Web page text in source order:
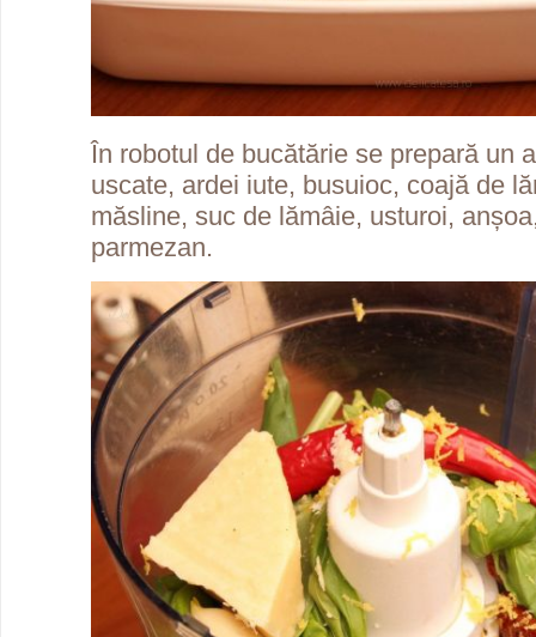
În robotul de bucătărie se prepară un
uscate, ardei iute, busuioc, coajă de
măsline, suc de lămâie, usturoi,
parmezan.